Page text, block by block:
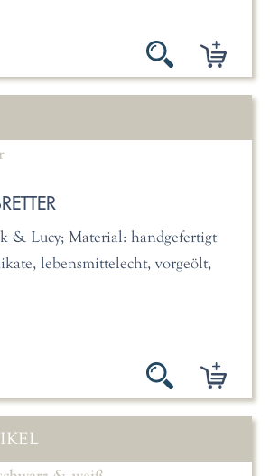
& Lucy; Material: handgefertigt
lebensmittelecht, vorgeölt,